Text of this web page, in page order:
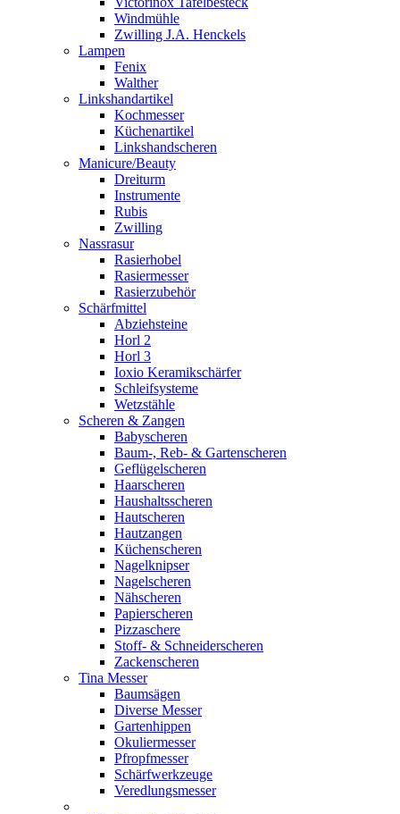
Windmühle
Zwilling J.A. Henckels
Lampen
Fenix
Walther
Linkshandartikel
Kochmesser
Küchenartikel
Linkshandscheren
Manicure/Beauty
Dreiturm
Instrumente
Rubis
Zwilling
Nassrasur
Rasierhobel
Rasiermesser
Rasierzubehör
Schärfmittel
Abziehsteine
Horl 2
Horl 3
Ioxio Keramikschärfer
Schleifsysteme
Wetzstähle
Scheren & Zangen
Babyscheren
Baum-, Reb- & Gartenscheren
Geflügelscheren
Haarscheren
Haushaltsscheren
Hautscheren
Hautzangen
Küchenscheren
Nagelknipser
Nagelscheren
Nähscheren
Papierscheren
Pizzaschere
Stoff- & Schneiderscheren
Zackenscheren
Tina Messer
Baumsägen
Diverse Messer
Gartenhippen
Okuliermesser
Pfropfmesser
Schärfwerkzeuge
Veredlungsmesser